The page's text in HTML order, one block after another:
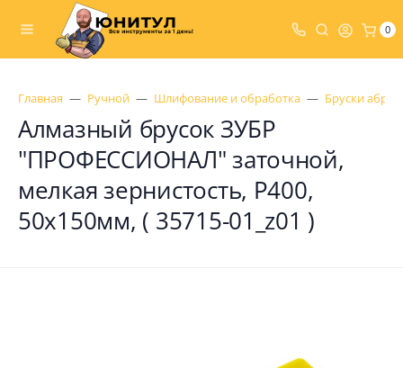
0
Главная Ручной Шлифование и обработка Бруски
Алмазный брусок ЗУБР
"ПРОФЕССИОНАЛ" заточной,
мелкая зернистость, Р400,
50х150мм, ( 35715-01_z01 )